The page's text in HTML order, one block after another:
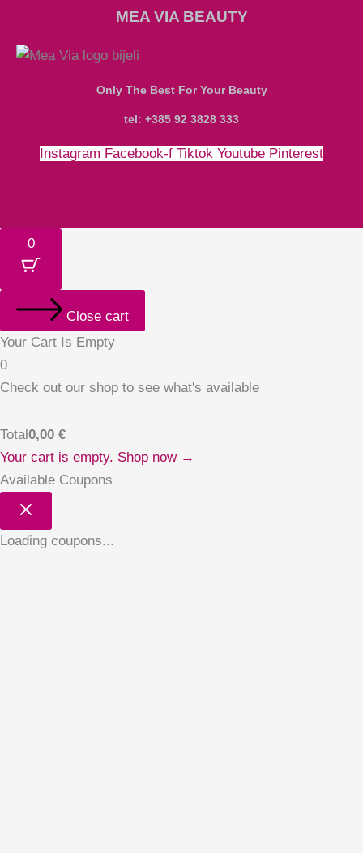
MEA VIA BEAUTY
Only The Best For Your Beauty
tel: +385 92 3828 333
Instagram Facebook-f Tiktok Youtube Pinterest
0
Close cart
Your Cart Is Empty
0
Check out our shop to see what's available
Total0,00 €
Your cart is empty. Shop now →
Available Coupons
Loading coupons...